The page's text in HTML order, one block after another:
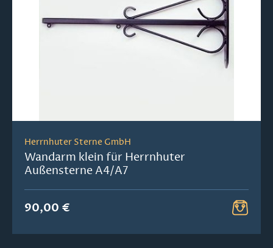
Herrnhuter Sterne GmbH
Wandarm klein für Herrnhuter
Außensterne A4/A7
90,00 €